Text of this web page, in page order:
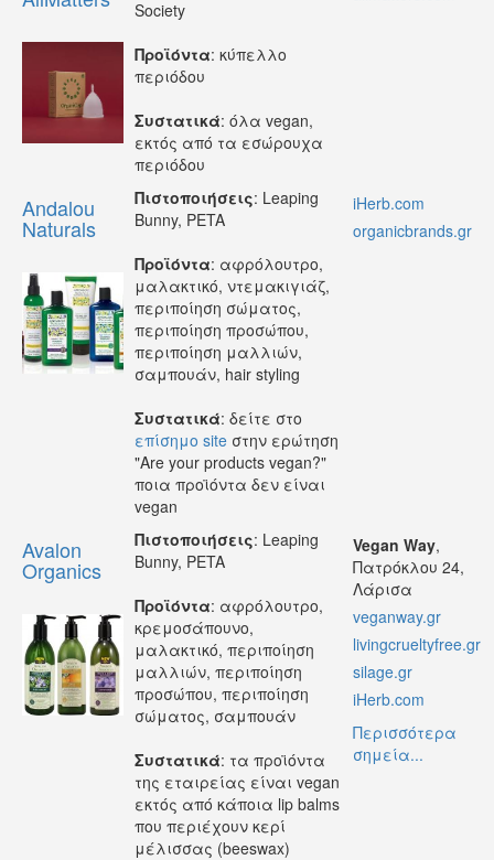
Society
Προϊόντα: κύπελλο
περιόδου
Συστατικά: όλα vegan,
εκτός από τα εσώρουχα
περιόδου
Andalou
Naturals
Πιστοποιήσεις: Leaping
Bunny, PETA
Προϊόντα: αφρόλουτρο,
μαλακτικό, ντεμακιγιάζ,
περιποίηση σώματος,
περιποίηση προσώπου,
περιποίηση μαλλιών,
σαμπουάν, hair styling
Συστατικά: δείτε στο
επίσημο site στην ερώτηση
"Are your products vegan?"
ποια προϊόντα δεν είναι
vegan
iΗerb.com
organicbrands.gr
Avalon
Organics
Πιστοποιήσεις: Leaping
Bunny, PETA
Προϊόντα: αφρόλουτρο,
κρεμοσάπουνο,
μαλακτικό, περιποίηση
μαλλιών, περιποίηση
προσώπου, περιποίηση
σώματος, σαμπουάν
Συστατικά: τα προϊόντα
της εταιρείας είναι vegan
εκτός από κάποια lip balms
που περιέχουν κερί
μέλισσας (beeswax)
Vegan Way,
Πατρόκλου 24,
Λάρισα
veganway.gr
livingcrueltyfree.gr
silage.gr
iHerb.com
Περισσότερα
σημεία...